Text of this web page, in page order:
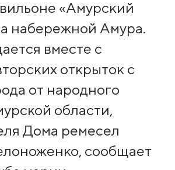
«Амурский
набережной Амура.
вместе с
открыток с
от народного
области,
Дома ремесел
сообщает